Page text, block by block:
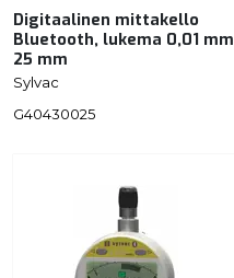
Digitaalinen mittakello
Bluetooth, lukema 0,01 mm
25 mm
Sylvac
G40430025